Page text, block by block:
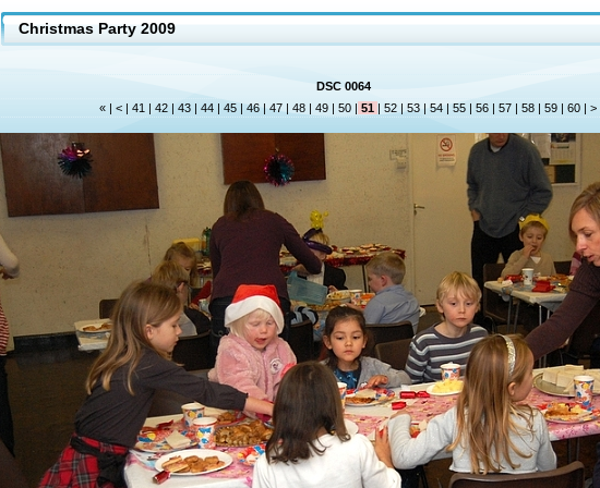
Christmas Party 2009
DSC 0064
« | < | 41 | 42 | 43 | 44 | 45 |46|47 | 48 | 49 | 50 | 51 | 52 | 53 | 54 | 55 | 56 | 57 | 58 | 59 | 60 | >